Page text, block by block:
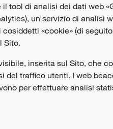
tool di analisi dei dati web
un servizio di analisi
«cookie» (di seguito
Sito.
inserita sul Sito, che
del traffico utenti. I web
per effettuare analisi